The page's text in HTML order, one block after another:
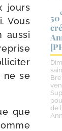
jours
Vous
aus­si
ne se
que
50
de